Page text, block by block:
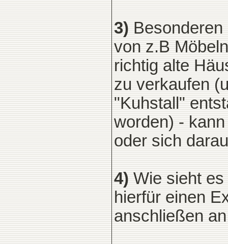
3)
von z.B
richtig alte
zu verkaufen
"Kuhstall"
worden) -
oder sich
4) Wie sieht
hierfür einen
anschließen